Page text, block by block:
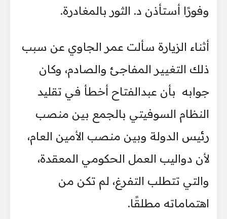
وفورًا أستأذن د. الثور بالمغادرة.
أثناء الزيارة سألت عمر الجاوي عن سبب
ذلك التغيير المفاجئ والصادم، وكان
جوابه بأن عبدالفتاح أخطأ في تقليد
النظام السوفيتي بالجمع بين منصب
رئيس الدولة وبين منصب الأمين العام،
لأن دواليب العمل الحكومي المعقدة،
والتي تتطلب التفرغ، لم تكن من
اهتماماته مطلقًا.